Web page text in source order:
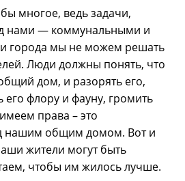
бы многое, ведь задачи,
нами — коммунальными и
города мы не можем решать
Люди должны понять, что
дом, и разорять его,
его флору и фауну, громить
права – это
нашим общим домом. Вот и
жители могут быть
чтобы им жилось лучше.